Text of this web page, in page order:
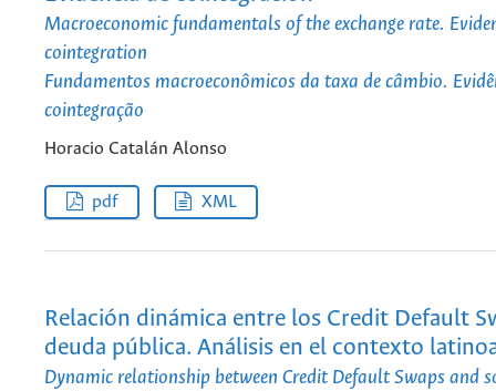
Macroeconomic fundamentals of the exchange rate.
cointegration
Fundamentos macroeconômicos da taxa de câmbio.
cointegração
Horacio Catalán Alonso
pdf XML
Relación dinámica entre los Credit Default
deuda pública. Análisis en el contexto
Dynamic relationship between Credit Default Swaps and